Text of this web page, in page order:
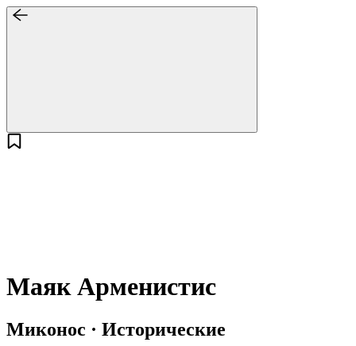
Маяк Арменистис
Миконос · Исторические